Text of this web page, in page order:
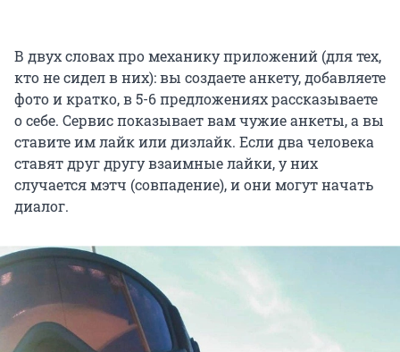
В двух словах про механику приложений (для тех,
кто не сидел в них): вы создаете анкету, добавляете
фото и кратко, в 5-6 предложениях рассказываете
о себе. Сервис показывает вам чужие анкеты, а вы
ставите им лайк или дизлайк. Если два человека
ставят друг другу взаимные лайки, у них
случается мэтч (совпадение), и они могут начать
диалог.